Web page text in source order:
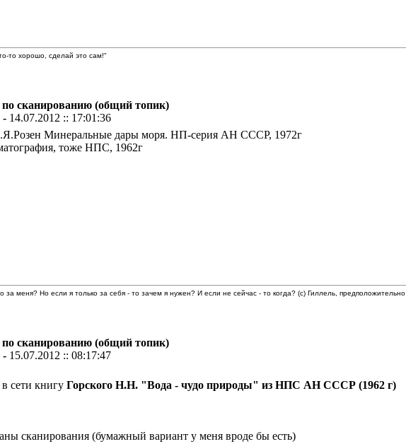
то хорошо, сделай это сам!"
сканированию (общий топик)
- 14.07.2012 :: 17:01:36
Минеральные дары моря. НП-серия АН СССР, 1972г
тоже НПС, 1962г
за меня? Но если я только за себя - то зачем я нужен? И если не сейчас - то когда? (с) Гиллель, предположительно
сканированию (общий топик)
- 15.07.2012 :: 08:17:47
сети книгу Горского Н.Н. "Вода - чудо природы" из НПС АН СССР (1962 г)
сканирования (бумажный вариант у меня вроде бы есть)